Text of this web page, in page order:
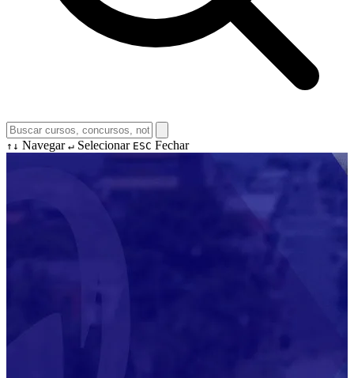
↑↓ Navegar ↵ Selecionar ESC Fechar